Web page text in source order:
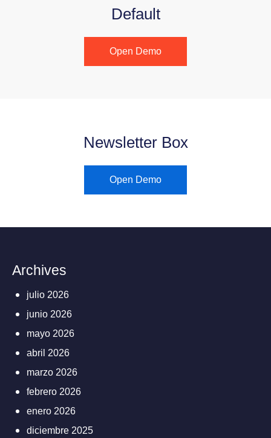
Default
Open Demo
Newsletter Box
Open Demo
Archives
julio 2026
junio 2026
mayo 2026
abril 2026
marzo 2026
febrero 2026
enero 2026
diciembre 2025